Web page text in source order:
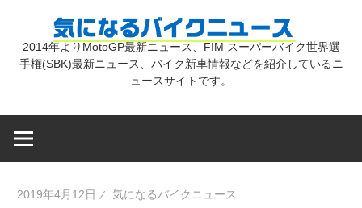
気
2014年よりMotoGP最新ニュース、FIM スーパーバイク世界選
手権(SBK)最新ニュース、バイク新車情報などを紹介しているニ
ュースサイトです。
2019年4月12日 気になるバイクニュース